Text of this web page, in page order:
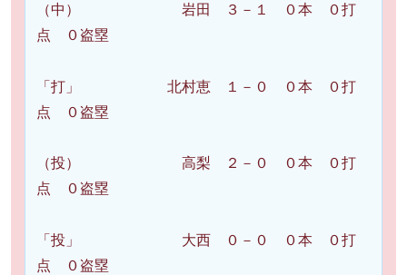
（中） 岩田 ３－１ ０本 ０打
点 ０盗塁
「打」 北村恵 １－０ ０本 ０打
点 ０盗塁
（投） 高梨 ２－０ ０本 ０打
点 ０盗塁
「投」 大西 ０－０ ０本 ０打
点 ０盗塁